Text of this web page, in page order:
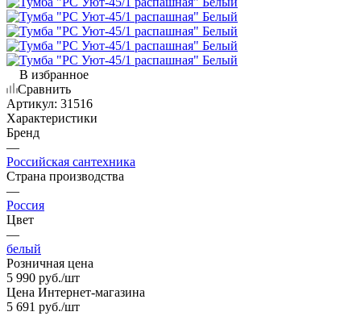
В избранное
Сравнить
Артикул: 31516
Характеристики
Бренд
—
Российская сантехника
Страна производства
—
Россия
Цвет
—
белый
Розничная цена
5 990 руб./шт
Цена Интернет-магазина
5 691 руб./шт